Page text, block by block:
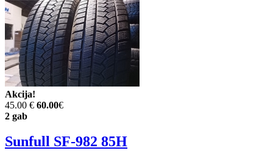
Akcija!
45.00 € 60.00€
2 gab
Sunfull SF-982 85H